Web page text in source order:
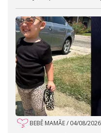
BEBÊ MAMÃE/ 04/08/2026